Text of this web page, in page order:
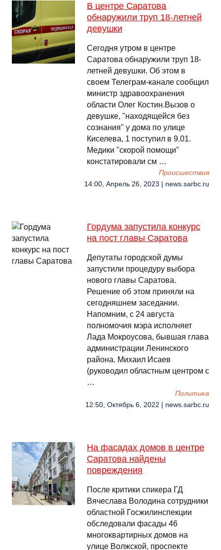
В центре Саратова
обнаружили труп 18-летней
девушки
Сегодня утром в центре
Саратова обнаружили труп 18-
летней девушки. Об этом в
своем Телеграм-канале сообщил
министр здравоохранения
области Олег Костин.Вызов о
девушке, "находящейся без
сознания" у дома по улице
Киселева, 1 поступил в 9.01.
Медики "скорой помощи"
констатировали см …
Происшествия
14:00, Апрель 26, 2023 | news.sarbc.ru
Гордума запустила конкурс
на пост главы Саратова
Депутаты городской думы
запустили процедуру выбора
нового главы Саратова.
Решение об этом приняли на
сегодняшнем заседании.
Напомним, с 24 августа
полномочия мэра исполняет
Лада Мокроусова, бывшая глава
администрации Ленинского
района. Михаил Исаев
(руководил областным центром с
…
Политика
12:50, Октябрь 6, 2022 | news.sarbc.ru
На фасадах домов в центре
Саратова найдены
повреждения
После критики спикера ГД
Вячеслава Володина сотрудники
областной Госжилинспекции
обследовали фасады 46
многоквартирных домов на
улице Волжской, проспекте